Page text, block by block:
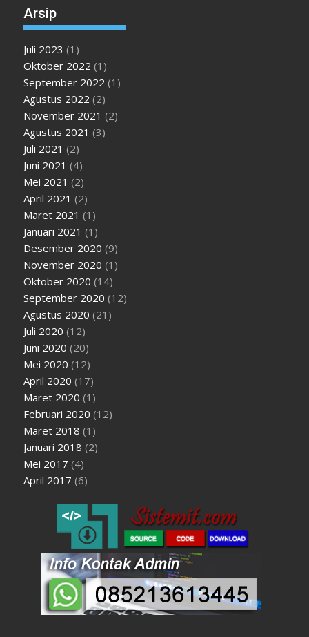
Arsip
Juli 2023 (1)
Oktober 2022 (1)
September 2022 (1)
Agustus 2022 (2)
November 2021 (2)
Agustus 2021 (3)
Juli 2021 (2)
Juni 2021 (4)
Mei 2021 (2)
April 2021 (2)
Maret 2021 (1)
Januari 2021 (1)
Desember 2020 (9)
November 2020 (1)
Oktober 2020 (14)
September 2020 (12)
Agustus 2020 (21)
Juli 2020 (12)
Juni 2020 (20)
Mei 2020 (12)
April 2020 (17)
Maret 2020 (1)
Februari 2020 (12)
Maret 2018 (1)
Januari 2018 (2)
Mei 2017 (4)
April 2017 (6)